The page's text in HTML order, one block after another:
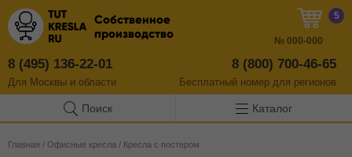
Собственное
производство
8 (495) 136-22-01
Для Москвы и области
8 (800) 700-46-65
Бесплатный номер для регионов
5
№ 000-000
Поиск Каталог
Главная / Офисные кресла / Кресла с постером